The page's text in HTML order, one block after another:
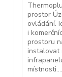
prostor
ovládání.
i
prostoru
instalovat
místnosti....